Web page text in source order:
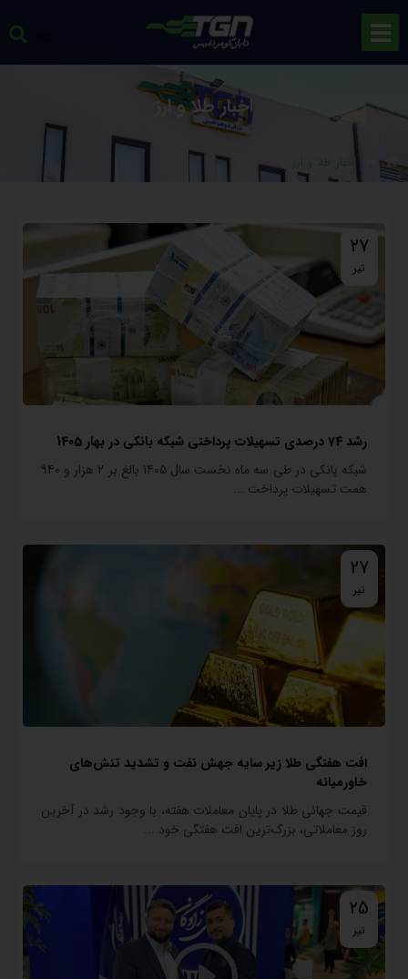
اخبار طلا و ارز
اخبار طلا و ارز
27
تیر
رشد 74 درصدی تسهیلات پرداختی شبکه بانکی در بهار 1405
شبکه بانکی در طی سه ماه نخست سال 1405 بالغ بر 2 هزار و 940
همت تسهیلات پرداخت ...
27
تیر
افت هفتگی طلا زیر سایه جهش نفت و تشدید تنش‌های
خاورمیانه
قیمت جهانی طلا در پایان معاملات هفته، با وجود رشد در آخرین
روز معاملاتی، بزرگ‌ترین افت هفتگی خود ...
25
تیر